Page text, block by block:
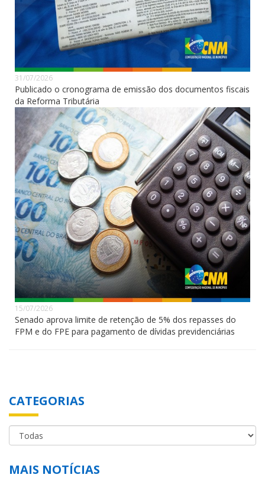
31/07/2026
Publicado o cronograma de emissão dos documentos fiscais
da Reforma Tributária
15/07/2026
Senado aprova limite de retenção de 5% dos repasses do
FPM e do FPE para pagamento de dívidas previdenciárias
CATEGORIAS
MAIS NOTÍCIAS